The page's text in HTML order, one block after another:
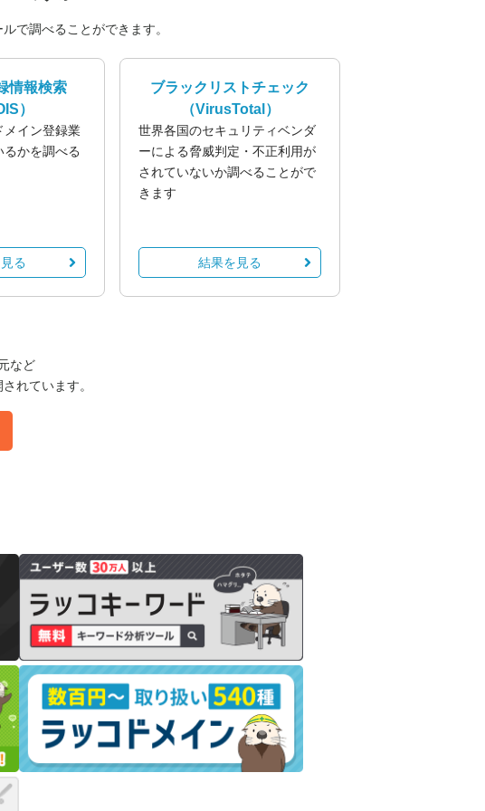
で調べることができます。
情報検索
）
メイン登録業
かを調べる
る
ブラックリストチェック
（VirusTotal）
世界各国のセキュリティベンダ
ーによる脅威判定・不正利用が
されていないか調べることがで
きます
結果を見る
など
れています。